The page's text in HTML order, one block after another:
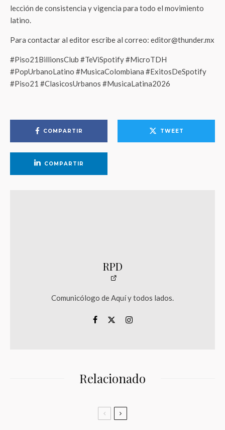
lección de consistencia y vigencia para todo el movimiento
latino.
Para contactar al editor escribe al correo: editor@thunder.mx
#Piso21BillionsClub #TeViSpotify #MicroTDH
#PopUrbanoLatino #MusicaColombiana #ExitosDeSpotify
#Piso21 #ClasicosUrbanos #MusicaLatina2026
COMPARTIR TWEET
COMPARTIR
RPD
Comunicólogo de Aquí y todos lados.
Relacionado